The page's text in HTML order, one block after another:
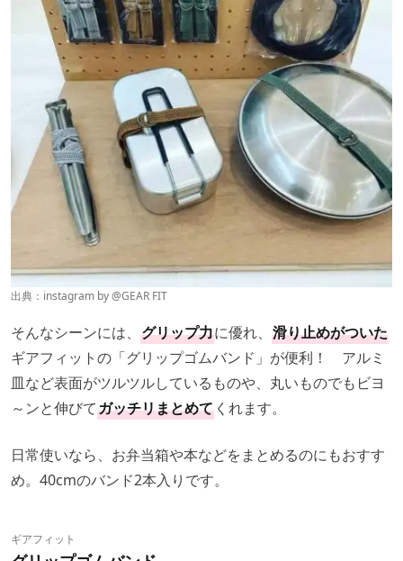
出典：instagram by @GEAR FIT
そんなシーンには、 グリップ力に優れ、 滑り止めがついた
ギアフィットの「グリップゴムバンド」が便利！ アルミ
皿など表面がツルツルしているものや、丸いものでもビヨ
～ンと伸びてガッチリまとめて くれます。
日常使いなら、お弁当箱や本などをまとめるのにもおすす
め。40cmのバンド2本入りです。
ギアフィット